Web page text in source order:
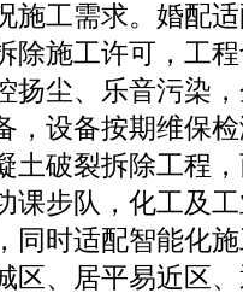
施工需求。婚配
除施工许可，工
扬尘、乐音污染
，设备按期维保
土破裂拆除工程
课步队，化工及
同时适配智能化
区、居平易近区